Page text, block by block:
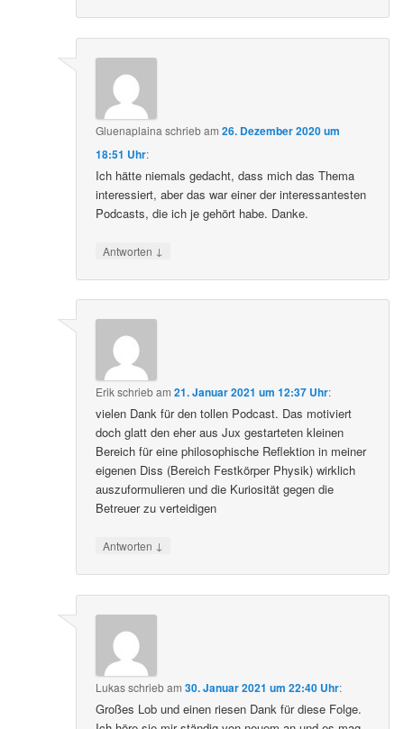
Gluenaplaina schriebam26. Dezember 2020 um
18:51 Uhr:
Ich hätte niemals gedacht, dass mich das Thema
interessiert, aber das war einer der interessantesten
Podcasts, die ich je gehört habe. Danke.
Antworten ↓
Erikschriebam21. Januar 2021 um 12:37 Uhr:
vielen Dank für den tollen Podcast. Das motiviert
doch glatt den eher aus Jux gestarteten kleinen
Bereich für eine philosophische Reflektion in meiner
eigenen Diss (Bereich Festkörper Physik) wirklich
auszuformulieren und die Kuriosität gegen die
Betreuer zu verteidigen
Antworten ↓
Lukasschriebam30. Januar 2021 um 22:40 Uhr:
Großes Lob und einen riesen Dank für diese Folge.